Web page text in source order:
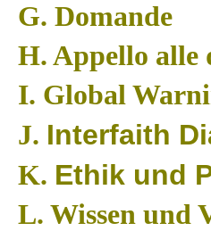
G. Domande
H. Appello alle
I. Global
J. Interfaith
K. Ethik und
L. Wissen und